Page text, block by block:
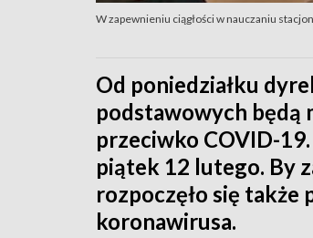
W zapewnieniu ciągłości w nauczaniu
Od poniedziałku
podstawowych będą
przeciwko COVID-
piątek 12 lutego. By
rozpoczęło się
koronawirusa.